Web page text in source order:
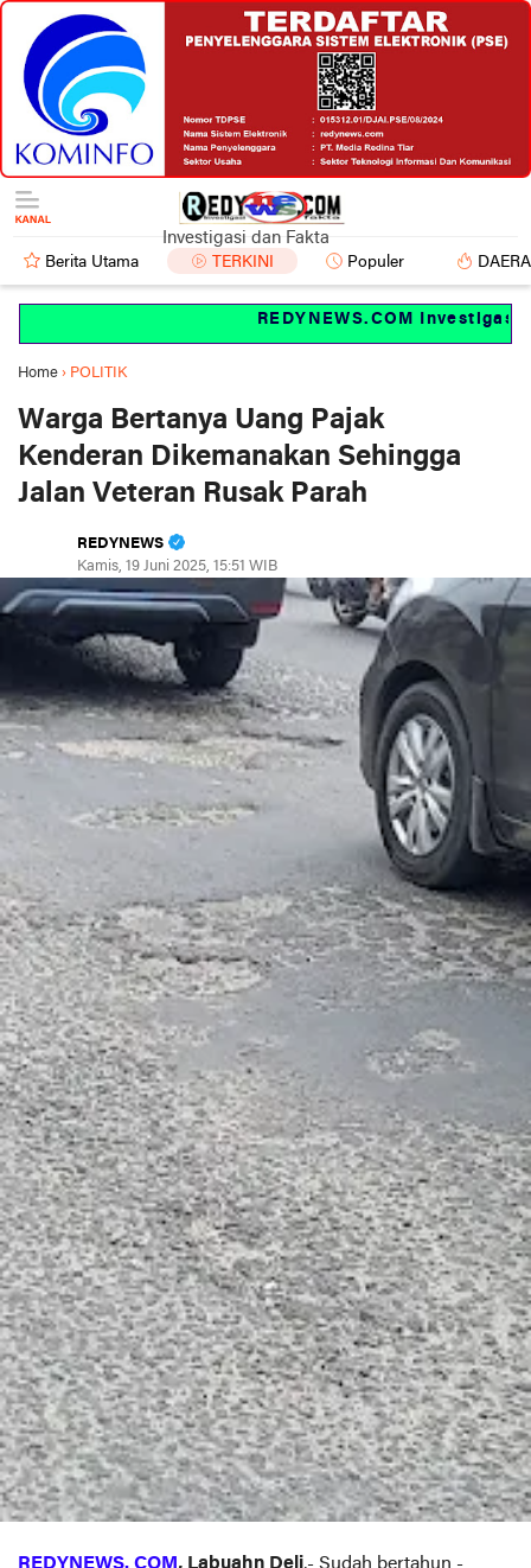
Investigasi dan Fakta
Berita Utama TERKINI Populer
REDYNEWS.COM Investigasi
Home › POLITIK
Warga Bertanya Uang Pajak
Kenderan Dikemanakan Sehingga
Jalan Veteran Rusak Parah
REDYNEWS
Kamis, 19 Juni 2025, 15:51 WIB